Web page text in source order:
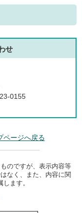
せ
0155
ページへ戻る
のですが、表示内容等
なく、また、内容に関
ます。